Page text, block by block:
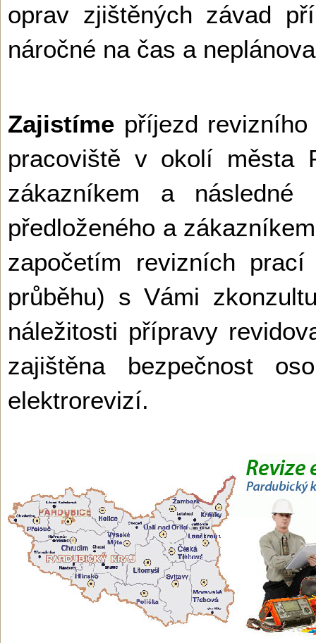
oprav zjištěných závad
náročné na čas a
Zajistíme příjezd
pracoviště v okolí města
zákazníkem a následné
předloženého a
započetím revizních
průběhu) s Vámi
náležitosti přípravy
zajištěna bezpečnost
elektrorevizí.